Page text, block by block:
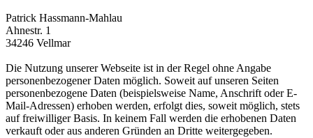
Patrick Hassmann-Mahlau
Ahnestr. 1
34246 Vellmar
Die Nutzung unserer Webseite ist in der Regel ohne Angabe
personenbezogener Daten möglich. Soweit auf unseren Seiten
personenbezogene Daten (beispielsweise Name, Anschrift oder E-
Mail-Adressen) erhoben werden, erfolgt dies, soweit möglich, stets
auf freiwilliger Basis. In keinem Fall werden die erhobenen Daten
verkauft oder aus anderen Gründen an Dritte weitergegeben.